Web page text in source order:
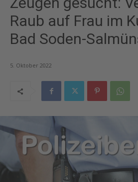
Raub auf Frau im
Bad Soden-
5. Oktober 2022